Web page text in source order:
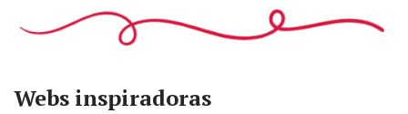
Webs inspiradoras